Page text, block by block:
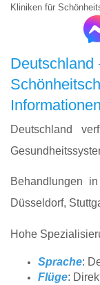
Kliniken für
Deutschland
Informationen
Deutschland
Behandlungen
Düsseldorf,
Hohe
Sprache:
Flüge: